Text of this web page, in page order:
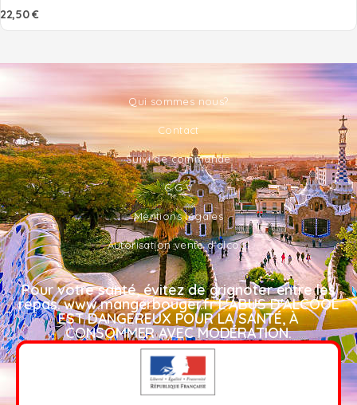
22,50€
Qui sommes nous?
Contact
Suivi de commande
C.G.V
Mentions légales
Autorisation vente d'alcool
Pour votre santé, évitez de grignoter entre les
repas. www.mangerbouger.fr L'ABUS D'ALCOOL
EST DANGEREUX POUR LA SANTÉ, À
CONSOMMER AVEC MODÉRATION.​